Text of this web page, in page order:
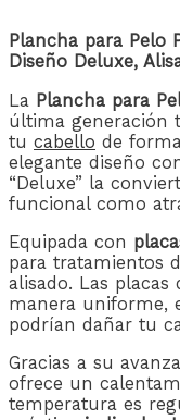
Plancha para Pelo
Diseño Deluxe,
La Plancha para
última generación
tu cabello de
elegante diseño
“Deluxe” la
funcional como
Equipada con
para tratamientos
alisado. Las
manera uniforme,
podrían dañar tu
Gracias a su
ofrece un
temperatura es